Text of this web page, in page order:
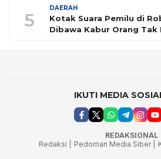
5
DAERAH
Kotak Suara Pemilu di
Dibawa Kabur Orang Tak
IKUTI MEDIA
REDAKSIONAL
Redaksi |
Pedoman Media Siber |